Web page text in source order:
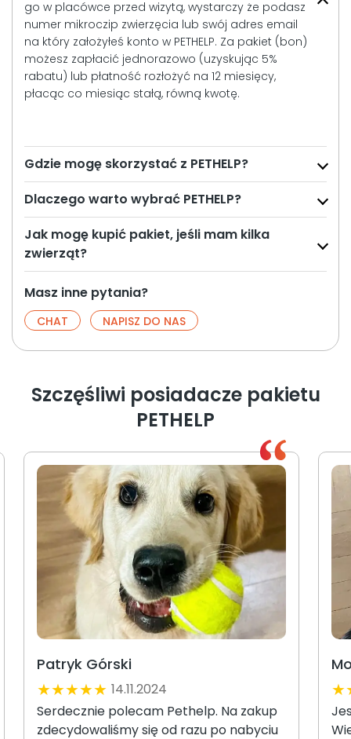
go w placówce przed wizytą, wystarczy że podasz
numer mikroczip zwierzęcia lub swój adres email
na który założyłeś konto w PETHELP. Za pakiet (bon)
możesz zapłacić jednorazowo (uzyskując 5%
rabatu) lub płatność rozłożyć na 12 miesięcy,
płacąc co miesiąc stałą, równą kwotę.
Gdzie mogę skorzystać z PETHELP?
Dlaczego warto wybrać PETHELP?
Jak mogę kupić pakiet, jeśli mam kilka
zwierząt?
Masz inne pytania?
CHAT NAPISZ DO NAS
Szczęśliwi posiadacze pakietu
PETHELP
Patryk Górski
★★★★★ 14.11.2024
Serdecznie polecam Pethelp. Na zakup
zdecydowaliśmy się od razu po nabyciu
★